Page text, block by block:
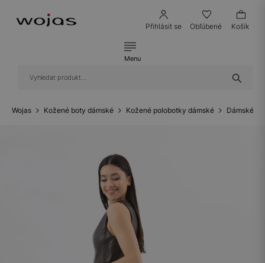
Přihlásit se Obľúbené Košík
Menu
Wojas Kožené boty dámské Kožené polobotky dámské Dámské